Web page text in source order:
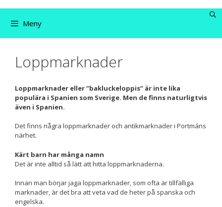
Meny
Loppmarknader
Loppmarknader eller ”bakluckeloppis” är inte lika
populära i Spanien som Sverige. Men de finns naturligtvis
även i Spanien.
Det finns några loppmarknader och antikmarknader i Portmáns
närhet.
Kärt barn har många namn
Det är inte alltid så lätt att hitta loppmarknaderna.
Innan man börjar jaga loppmarknader, som ofta är tillfälliga
marknader, är det bra att veta vad de heter på spanska och
engelska.
välja bort. De
hemsidan
över huvud